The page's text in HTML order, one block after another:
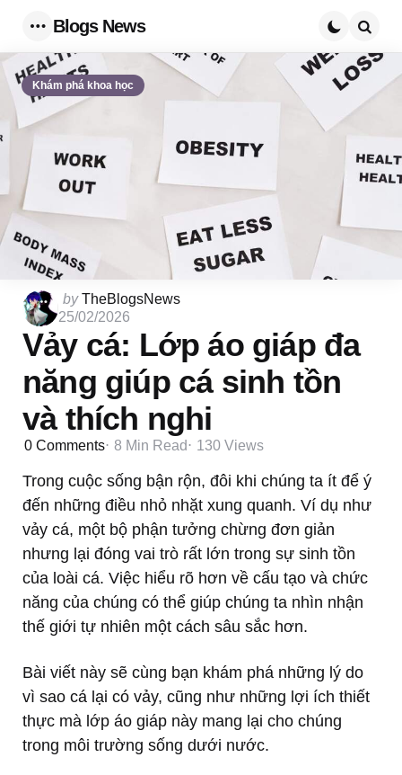
Blogs News
Khám phá khoa học
Posted
by
by TheBlogsNews
25/02/2026
Vảy cá: Lớp áo giáp đa
năng giúp cá sinh tồn
và thích nghi
0 Comments 8 Min Read 130 Views
Trong cuộc sống bận rộn, đôi khi chúng ta ít để ý
đến những điều nhỏ nhặt xung quanh. Ví dụ như
vảy cá, một bộ phận tưởng chừng đơn giản
nhưng lại đóng vai trò rất lớn trong sự sinh tồn
của loài cá. Việc hiểu rõ hơn về cấu tạo và chức
năng của chúng có thể giúp chúng ta nhìn nhận
thế giới tự nhiên một cách sâu sắc hơn.
Bài viết này sẽ cùng bạn khám phá những lý do
vì sao cá lại có vảy, cũng như những lợi ích thiết
thực mà lớp áo giáp này mang lại cho chúng
trong môi trường sống dưới nước.